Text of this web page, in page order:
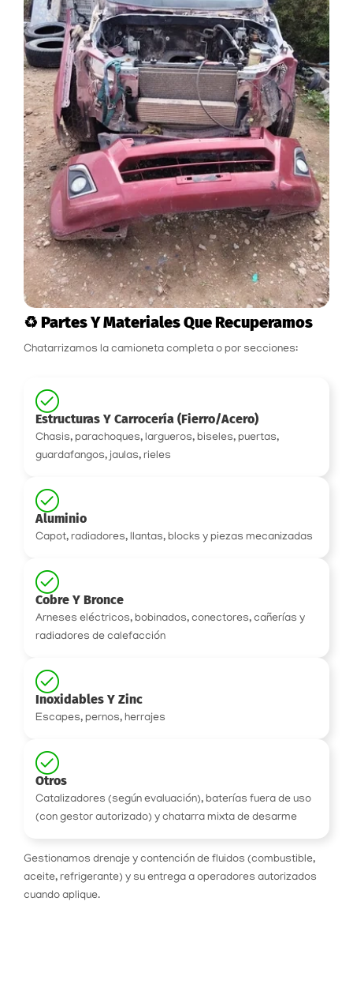
♻️ Partes Y Materiales Que Recuperamos
Chatarrizamos la camioneta completa o por secciones:
Estructuras Y Carrocería (fierro/acero)
Chasis, parachoques, largueros, biseles, puertas,
guardafangos, jaulas, rieles
Aluminio
Capot, radiadores, llantas, blocks y piezas mecanizadas
Cobre Y Bronce
Arneses eléctricos, bobinados, conectores, cañerías y
radiadores de calefacción
Inoxidables Y Zinc
Escapes, pernos, herrajes
Otros
Catalizadores (según evaluación), baterías fuera de uso
(con gestor autorizado) y chatarra mixta de desarme
Gestionamos drenaje y contención de fluidos (combustible,
aceite, refrigerante) y su entrega a operadores autorizados
cuando aplique.